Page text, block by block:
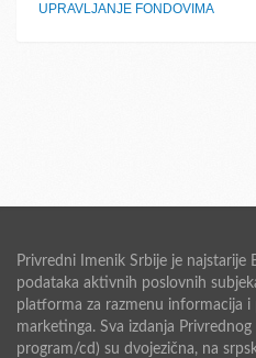
UPRAVLJANJE FONDOVIMA
Privredni Imenik Srbije je najstarije
podataka aktivnih poslovnih
platforma za razmenu informacija i
marketinga. Sva izdanja
program/cd) su dvojezična, na